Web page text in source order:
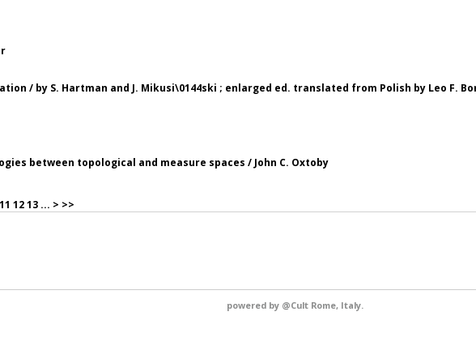
/ by S. Hartman and J. Mikusi\0144ski ; enlarged ed. translated from Polish by Leo F.
between topological and measure spaces / John C. Oxtoby
11 1213 ... > >>
powered by @Cult Rome, Italy.